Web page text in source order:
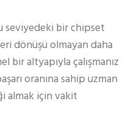
seviyedeki bir chipset
dönüşü olmayan daha
bir altyapıyla çalışmanız
oranına sahip uzman
almak için vakit